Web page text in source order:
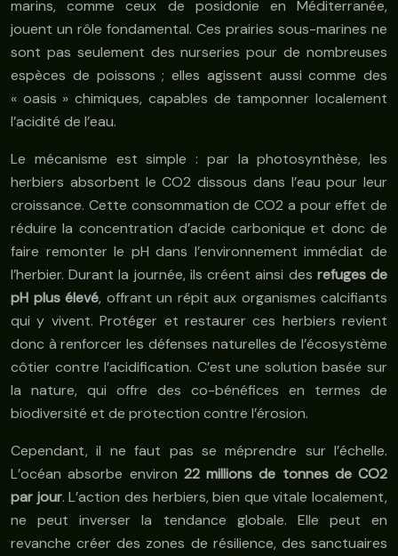
marins, comme ceux de posidonie en Méditerranée,
jouent un rôle fondamental. Ces prairies sous-marines ne
sont pas seulement des nurseries pour de nombreuses
espèces de poissons ; elles agissent aussi comme des
« oasis » chimiques, capables de tamponner localement
l’acidité de l’eau.
Le mécanisme est simple : par la photosynthèse, les
herbiers absorbent le CO2 dissous dans l’eau pour leur
croissance. Cette consommation de CO2 a pour effet de
réduire la concentration d’acide carbonique et donc de
faire remonter le pH dans l’environnement immédiat de
l’herbier. Durant la journée, ils créent ainsi des refuges de
pH plus élevé, offrant un répit aux organismes calcifiants
qui y vivent. Protéger et restaurer ces herbiers revient
donc à renforcer les défenses naturelles de l’écosystème
côtier contre l’acidification. C’est une solution basée sur
la nature, qui offre des co-bénéfices en termes de
biodiversité et de protection contre l’érosion.
Cependant, il ne faut pas se méprendre sur l’échelle.
L’océan absorbe environ 22 millions de tonnes de CO2
par jour. L’action des herbiers, bien que vitale localement,
ne peut inverser la tendance globale. Elle peut en
revanche créer des zones de résilience, des sanctuaires